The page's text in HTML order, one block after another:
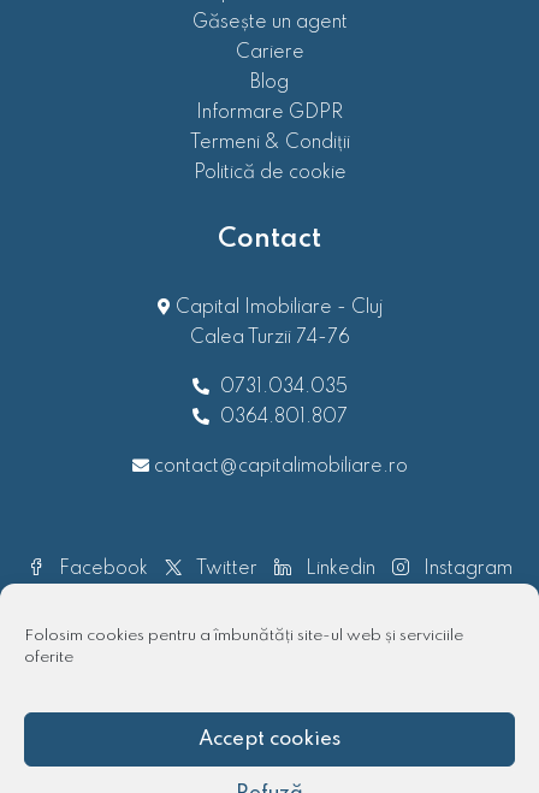
Folosim cookies pentru a îmbunătăți site-ul web și serviciile
oferite
Accept cookies
Găsește un agent
Cariere
Blog
Informare GDPR
Termeni & Condiții
Politică de cookie
Contact
Capital Imobiliare - Cluj
Calea Turzii 74-76
0731.034.035
0364.801.807
contact@capitalimobiliare.ro
Facebook Twitter Linkedin Instagram